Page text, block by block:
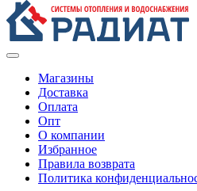
Магазины
Доставка
Оплата
Опт
О компании
Избранное
Правила возврата
Политика